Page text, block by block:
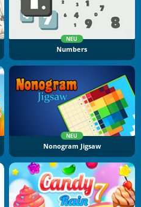
NEU
Numbers
NEU
Nonogram Jigsaw